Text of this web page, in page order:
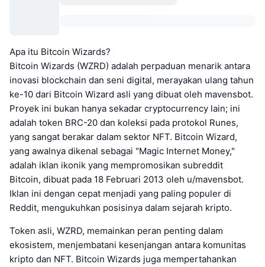
Apa itu Bitcoin Wizards?
Bitcoin Wizards (WZRD) adalah perpaduan menarik antara
inovasi blockchain dan seni digital, merayakan ulang tahun
ke-10 dari Bitcoin Wizard asli yang dibuat oleh mavensbot.
Proyek ini bukan hanya sekadar cryptocurrency lain; ini
adalah token BRC-20 dan koleksi pada protokol Runes,
yang sangat berakar dalam sektor NFT. Bitcoin Wizard,
yang awalnya dikenal sebagai "Magic Internet Money,"
adalah iklan ikonik yang mempromosikan subreddit
Bitcoin, dibuat pada 18 Februari 2013 oleh u/mavensbot.
Iklan ini dengan cepat menjadi yang paling populer di
Reddit, mengukuhkan posisinya dalam sejarah kripto.
Token asli, WZRD, memainkan peran penting dalam
ekosistem, menjembatani kesenjangan antara komunitas
kripto dan NFT. Bitcoin Wizards juga mempertahankan